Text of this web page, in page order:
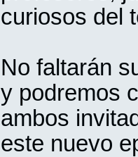
curiosos del
No faltarán
y podremos
ambos
este nuevo